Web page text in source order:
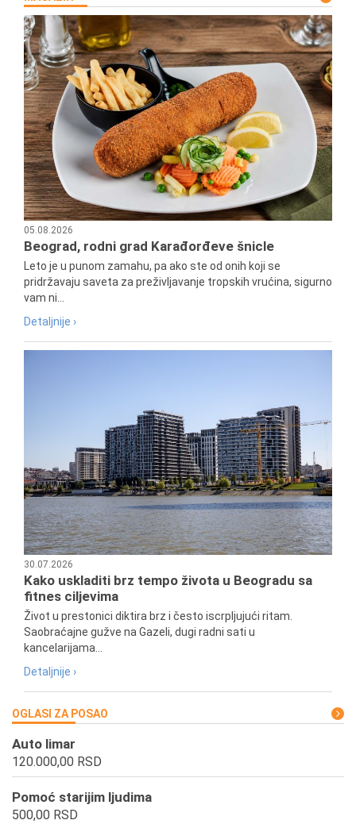
05.08.2026
Beograd, rodni grad Karađorđeve šnicle
Leto je u punom zamahu, pa ako ste od onih koji se
pridržavaju saveta za preživljavanje tropskih vrućina, sigurno
vam ni...
Detaljnije ›
30.07.2026
Kako uskladiti brz tempo života u Beogradu sa
fitnes ciljevima
Život u prestonici diktira brz i često iscrpljujući ritam.
Saobraćajne gužve na Gazeli, dugi radni sati u
kancelarijama...
Detaljnije ›
OGLASI ZA POSAO
Auto limar
120.000,00 RSD
Pomoć starijim ljudima
500,00 RSD